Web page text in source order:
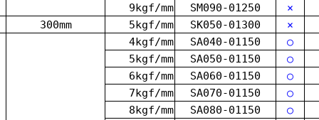
9kgf/mm
SM090-01250 ×
300mm 5kgf/mm SK050-01300 ×
4kgf/mm SA040-01150
○
5kgf/mm
SA050-01150
○
6kgf/mm
SA060-01150
○
7kgf/mm
SA070-01150
○
8kgf/mm
SA080-01150
○